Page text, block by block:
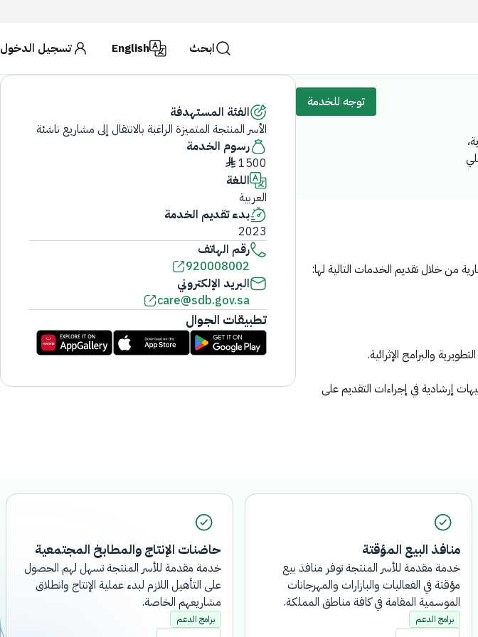
المواقع الالكترونية الحكومية تستخدم بروتوكول HTTPS للتشفير و الأمان.
المواقع الالكترونية الآمنة في المملكة العربية السعودية تستخدم بروتوكول HTTPS للتشفير.
ابحث English تسجيل الدخول
ابحث
الفئة المستهدفة
الأسر المنتجة المتميزة الراغبة بالانتقال إلى مشاريع
ناشئة
رسوم الخدمة
1500 ♦
اللغة
العربية
بدء تقديم الخدمة
2023
رقم الهاتف
920008002
البريد الإلكتروني
care@sdb.gov.sa
تطبيقات الجوال
توجه للخدمة
تجارية من خلال تقديم
توجيهات إرشادية في إجراءات
منافذ البيع المؤقتة
خدمة مقدمة للأسر المنتجة توفر منافذ بيع
مؤقتة في الفعاليات والبازارات والمهرجانات
الموسمية المقامة في كافة مناطق المملكة.
حاضنات الإنتاج والمطابخ المجتمعية
خدمة مقدمة للأسر المنتجة تسهل لهم
الحصول على التأهيل اللازم لبدء عملية
الإنتاج وانطلاق مشاريعهم الخاصة.